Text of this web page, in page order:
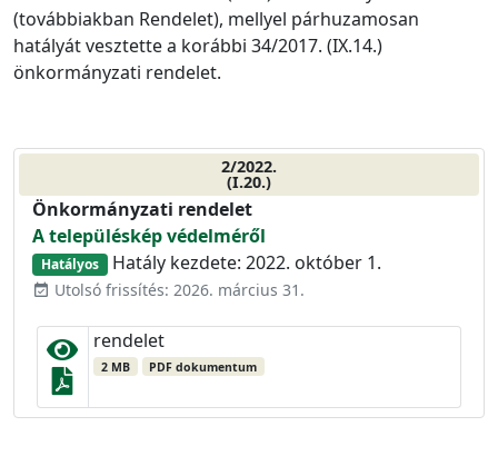
(továbbiakban Rendelet), mellyel párhuzamosan
hatályát vesztette a korábbi 34/2017. (IX.14.)
önkormányzati rendelet.
2/2022.
(I.20.)
Önkormányzati rendelet
A településkép védelméről
Hatályos Hatály kezdete: 2022. október 1.
event_available Utolsó frissítés: 2026. március 31.
rendelet
2 MB PDF dokumentum